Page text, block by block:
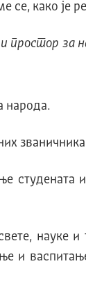
се, како
за
народа.
науке и
и